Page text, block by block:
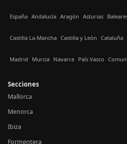
España Andalucía Aragón Asturias
Castilla La-Mancha Castilla y León Cataluña
Madrid Murcia Navarra País Vasco
Secciones
Mallorca
Menorca
Ibiza
Formentera